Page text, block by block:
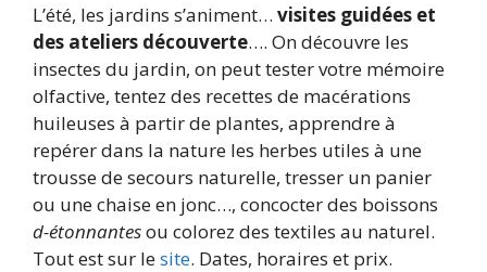
L’été, les jardins s’animent… visites guidées et
des ateliers découverte…. On découvre les
insectes du jardin, on peut tester votre mémoire
olfactive, tentez des recettes de macérations
huileuses à partir de plantes, apprendre à
repérer dans la nature les herbes utiles à une
trousse de secours naturelle, tresser un panier
ou une chaise en jonc…, concocter des boissons
d-étonnantesou colorez des textiles au naturel.
Tout est sur lesite. Dates, horaires et prix.